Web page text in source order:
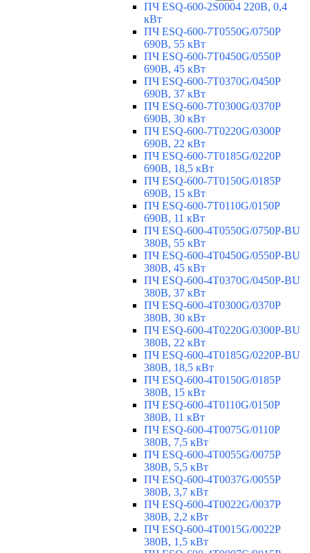
ПЧ ESQ-600-2S0004 220В, 0,4
кВт
ПЧ ESQ-600-7T0550G/0750P
690В, 55 кВт
ПЧ ESQ-600-7T0450G/0550P
690В, 45 кВт
ПЧ ESQ-600-7T0370G/0450P
690В, 37 кВт
ПЧ ESQ-600-7T0300G/0370P
690В, 30 кВт
ПЧ ESQ-600-7T0220G/0300P
690В, 22 кВт
ПЧ ESQ-600-7T0185G/0220P
690В, 18,5 кВт
ПЧ ESQ-600-7T0150G/0185P
690В, 15 кВт
ПЧ ESQ-600-7T0110G/0150P
690В, 11 кВт
ПЧ ESQ-600-4T0550G/0750P-BU
380В, 55 кВт
ПЧ ESQ-600-4T0450G/0550P-BU
380В, 45 кВт
ПЧ ESQ-600-4T0370G/0450P-BU
380В, 37 кВт
ПЧ ESQ-600-4T0300G/0370P
380В, 30 кВт
ПЧ ESQ-600-4T0220G/0300P-BU
380В, 22 кВт
ПЧ ESQ-600-4T0185G/0220P-BU
380В, 18,5 кВт
ПЧ ESQ-600-4T0150G/0185P
380В, 15 кВт
ПЧ ESQ-600-4T0110G/0150P
380В, 11 кВт
ПЧ ESQ-600-4T0075G/0110P
380В, 7,5 кВт
ПЧ ESQ-600-4T0055G/0075P
380В, 5,5 кВт
ПЧ ESQ-600-4T0037G/0055P
380В, 3,7 кВт
ПЧ ESQ-600-4T0022G/0037P
380В, 2,2 кВт
ПЧ ESQ-600-4T0015G/0022P
380В, 1,5 кВт